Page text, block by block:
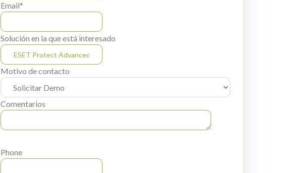
Email*
Solución en la que está interesado
Motivo de contacto
Comentarios
Phone